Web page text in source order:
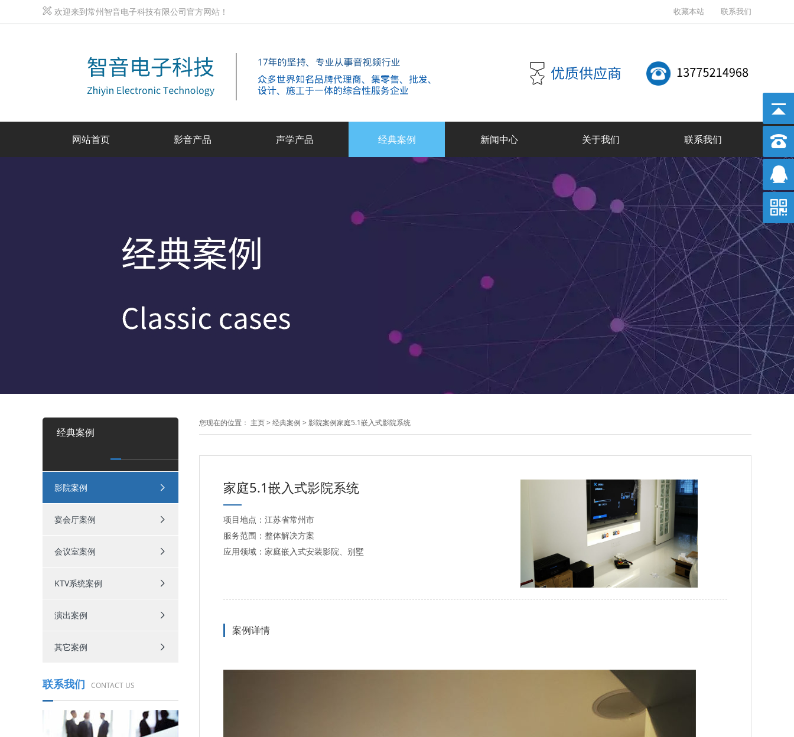
欢迎来到常州智音电子科技有限公司官方网站！ 收藏本站 联系我们
网站首页 影音产品 声学产品 经典案例 新闻中心 关于我们 联系我们
经典案例
影院案例
宴会厅案例
会议室案例
KTV系统案例
演出案例
其它案例
联系我们 CONTACT US
您现在的位置： 主页> 经典案例 > 影院案例家庭5.1嵌入式影院系统
家庭5.1嵌入式影院系统
项目地点：江苏省常州市
服务范围：整体解决方案
应用领域：家庭嵌入式安装影院、别墅
案例详情